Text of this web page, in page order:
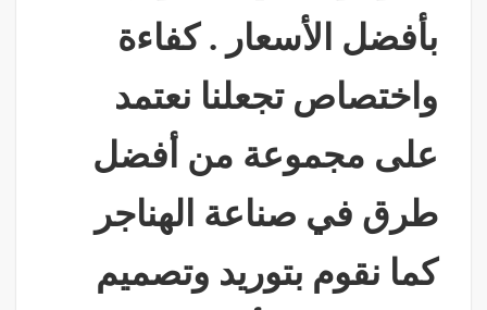
بأفضل الأسعار . كفاءة
واختصاص تجعلنا نعتمد
على مجموعة من أفضل
طرق في صناعة الهناجر
كما نقوم بتوريد وتصميم